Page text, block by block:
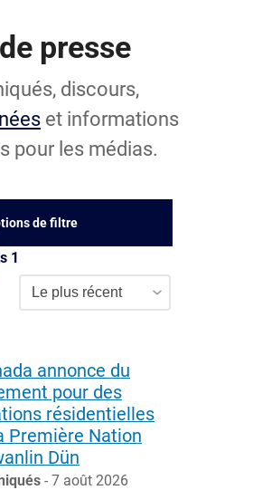
presse
discours,
et informations
pour les médias.
de filtre
1
Tile Sort
Le plus récent
annonce du
pour des
résidentielles
Première Nation
Dün
- 7 août 2026